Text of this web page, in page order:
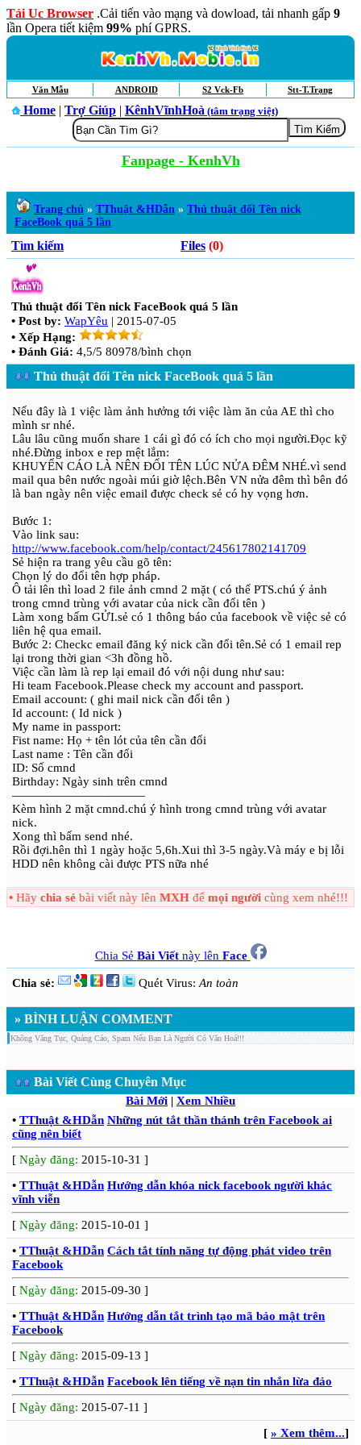
Tải Uc Browser .Cải tiến vào mạng và dowload, tải nhanh gấp 9
lần Opera tiết kiệm 99% phí GPRS.
Văn Mẫu ANDROID S2 Vck-Fb Stt-T.Trạng
Home | Trợ Giúp | KênhVĩnhHoà (tâm trạng việt)
Fanpage - KenhVh
Trang chủ » TThuật &HDẫn » Thủ thuật đổi Tên nick
FaceBook quá 5 lần
Tìm kiếm Files (0)
Thủ thuật đổi Tên nick FaceBook quá 5 lần
• Post by: WapYêu | 2015-07-05
• Xếp Hạng:
• Đánh Giá: 4,5/5 80978/bình chọn
Thủ thuật đổi Tên nick FaceBook quá 5 lần
Nếu đây là 1 việc làm ảnh hưởng tới việc làm ăn của AE thì cho
mình sr nhé.
Lâu lâu cũng muốn share 1 cái gì đó có ích cho mọi người.Đọc kỹ
nhé.Đừng inbox e rep mệt lắm:
KHUYẾN CÁO LÀ NÊN ĐỔI TÊN LÚC NỬA ĐÊM NHÉ.vì send
mail qua bên nước ngoài múi giờ lệch.Bên VN nửa đêm thì bên đó
là ban ngày nên việc email được check sẻ có hy vọng hơn.
Bước 1:
Vào link sau:
http://www.facebook.com/help/contact/245617802141709
Sẻ hiện ra trang yêu cầu gõ tên:
Chọn lý do đổi tên hợp pháp.
Ô tải lên thì load 2 file ảnh cmnd 2 mặt ( có thể PTS.chú ý ảnh
trong cmnd trùng với avatar của nick cần đổi tên )
Làm xong bấm GỬI.sẻ có 1 thông báo của facebook về việc sẻ có
liên hệ qua email.
Bước 2: Checkc email đăng ký nick cần đổi tên.Sẻ có 1 email rep
lại trong thời gian <3h đồng hồ.
Việc cần làm là rep lại email đó với nội dung như sau:
Hi team Facebook.Please check my account and passport.
Email account: ( ghi mail nick cần đổi tên )
Id account: ( Id nick )
My name in passport:
Fist name: Họ + tên lót của tên cần đổi
Last name : Tên cần đổi
ID: Số cmnd
Birthday: Ngày sinh trên cmnd
———————————
Kèm hình 2 mặt cmnd.chú ý hình trong cmnd trùng với avatar
nick.
Xong thì bấm send nhé.
Rồi đợi.hên thì 1 ngày hoặc 5,6h.Xui thì 3-5 ngày.Và máy e bị lỗi
HDD nên không cài được PTS nữa nhé
• Hãy chia sẻ bài viết này lên MXH để mọi người cùng xem nhé!!!
Chia Sẻ Bài Viếtnày lên Face
Chia sẻ: Quét Virus: An toàn
» BÌNH LUẬN COMMENT
Không Văng Tục, Quảng Cáo, Spam Nếu Bạn Là Người Có Văn Hoá!!!
Bài Viết Cùng Chuyên Mục
Bài Mới | Xem Nhiều
• TThuật &HDẫn Những nút tắt thần thánh trên Facebook ai
cũng nên biết
[ Ngày đăng: 2015-10-31 ]
• TThuật &HDẫn Hướng dẫn khóa nick facebook người khác
vĩnh viễn
[ Ngày đăng: 2015-10-01 ]
• TThuật &HDẫn Cách tắt tính năng tự động phát video trên
Facebook
[ Ngày đăng: 2015-09-30 ]
• TThuật &HDẫn Hướng dẫn tắt trình tạo mã bảo mật trên
Facebook
[ Ngày đăng: 2015-09-13 ]
• TThuật &HDẫn Facebook lên tiếng về nạn tin nhắn lừa đảo
[ Ngày đăng: 2015-07-11 ]
[ » Xem thêm...]